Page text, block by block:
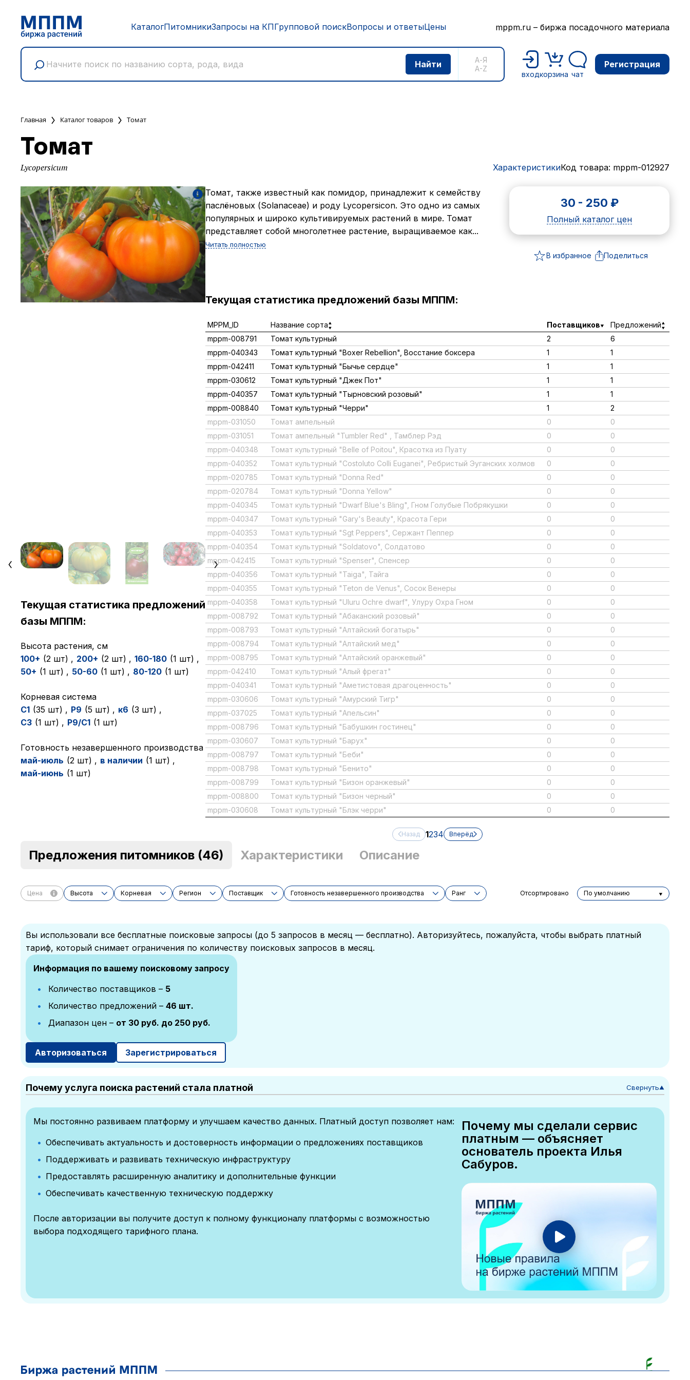
КаталогПитомникиЗапросы на КПГрупповой поискВопросы и ответыЦены mppm.ru – биржа посадочного материала
А-Я
A-Z
входкорзина чат
Регистрация
Главная Каталог товаров Томат
Томат
Lycopersicum ХарактеристикиКод товара: mppm-012927
Текущая статистика предложений
базы МППМ:
Высота растения, см
100+ (2 шт) , 200+ (2 шт) , 160-180 (1 шт) ,
50+ (1 шт) , 50-60 (1 шт) , 80-120 (1 шт)
Корневая система
C1 (35 шт) , P9 (5 шт) , к6 (3 шт) ,
C3 (1 шт) , P9/C1 (1 шт)
Готовность незавершенного производства
май-июль (2 шт) , в наличии (1 шт) ,
май-июнь (1 шт)
Томат, также известный как помидор, принадлежит к семейству
паслёновых (Solanaceae) и роду Lycopersicon. Это одно из самых
популярных и широко культивируемых растений в мире. Томат
представляет собой многолетнее растение, выращиваемое как...
Читать полностью
30 - 250 ₽
Полный каталог цен
В избранное Поделиться
Текущая статистика предложений базы МППМ:
MPPM_ID Название сорта Поставщиков
Предложений
mppm-008791
Томат культурный 2
6
mppm-040343
Томат культурный "Boxer Rebellion", Восстание боксера 1
1
mppm-042411
Томат культурный "Бычье сердце" 1
1
mppm-030612
Томат культурный "Джек Пот" 1
1
mppm-040357
Томат культурный "Тырновский розовый" 1
1
mppm-008840
Томат культурный "Черри" 1
2
mppm-031050
Томат ампельный 0
0
mppm-031051
Томат ампельный "Tumbler Red" , Тамблер Рэд 0
0
mppm-040348
Томат культурный "Belle of Poitou", Красотка из Пуату 0
0
mppm-040352
Томат культурный "Costoluto Colli Euganei", Ребристый Эуганских холмов 0
0
mppm-020785
Томат культурный "Donna Red" 0
0
mppm-020784
Томат культурный "Donna Yellow" 0
0
mppm-040345
Томат культурный "Dwarf Blue's Bling", Гном Голубые Побрякушки 0
0
mppm-040347
Томат культурный "Gary's Beauty", Красота Гери 0
0
mppm-040353
Томат культурный "Sgt Peppers", Сержант Пеппер 0
0
mppm-040354
Томат культурный "Soldatovo", Солдатово 0
0
mppm-042415
Томат культурный "Spenser", Спенсер 0
0
mppm-040356
Томат культурный "Taiga", Тайга 0
0
mppm-040355
Томат культурный "Teton de Venus", Сосок Венеры 0
0
mppm-040358
Томат культурный "Uluru Ochre dwarf", Улуру Охра Гном 0
0
mppm-008792
Томат культурный "Абаканский розовый" 0
0
mppm-008793
Томат культурный "Алтайский богатырь" 0
0
mppm-008794
Томат культурный "Алтайский мед" 0
0
mppm-008795
Томат культурный "Алтайский оранжевый" 0
0
mppm-042410
Томат культурный "Алый фрегат" 0
0
mppm-040341
Томат культурный "Аметистовая драгоценность" 0
0
mppm-030606
Томат культурный "Амурский Тигр" 0
0
mppm-037025
Томат культурный "Апельсин" 0
0
mppm-008796
Томат культурный "Бабушкин гостинец" 0
0
mppm-030607
Томат культурный "Барух" 0
0
mppm-008797
Томат культурный "Беби" 0
0
mppm-008798
Томат культурный "Бенито" 0
0
mppm-008799
Томат культурный "Бизон оранжевый" 0
0
mppm-008800
Томат культурный "Бизон черный" 0
0
mppm-030608
Томат культурный "Блэк черри" 0 0
Назад 1234 Вперёд
Предложения питомников (46) Характеристики Описание
Цена Высота Корневая Регион Поставщик Готовность незавершенного производства Ранг Отсортировано По умолчанию
Вы использовали все бесплатные поисковые запросы (до 5 запросов в месяц — бесплатно). Авторизуйтесь, пожалуйста, чтобы выбрать платный
тариф, который снимает ограничения по количеству поисковых запросов в месяц.
Информация по вашему поисковому запросу
Количество поставщиков – 5
Количество предложений – 46 шт.
Диапазон цен – от 30 руб. до 250 руб.
Авторизоваться Зарегистрироваться
Почему услуга поиска растений стала платной Свернуть▼
Мы постоянно развиваем платформу и улучшаем качество данных. Платный доступ позволяет нам:
Обеспечивать актуальность и достоверность информации о предложениях поставщиков
Поддерживать и развивать техническую инфраструктуру
Предоставлять расширенную аналитику и дополнительные функции
Обеспечивать качественную техническую поддержку
После авторизации вы получите доступ к полному функционалу платформы с возможностью
выбора подходящего тарифного плана.
Почему мы сделали сервис
платным — объясняет
основатель проекта Илья
Сабуров.